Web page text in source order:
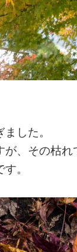
した。
、その枯
。